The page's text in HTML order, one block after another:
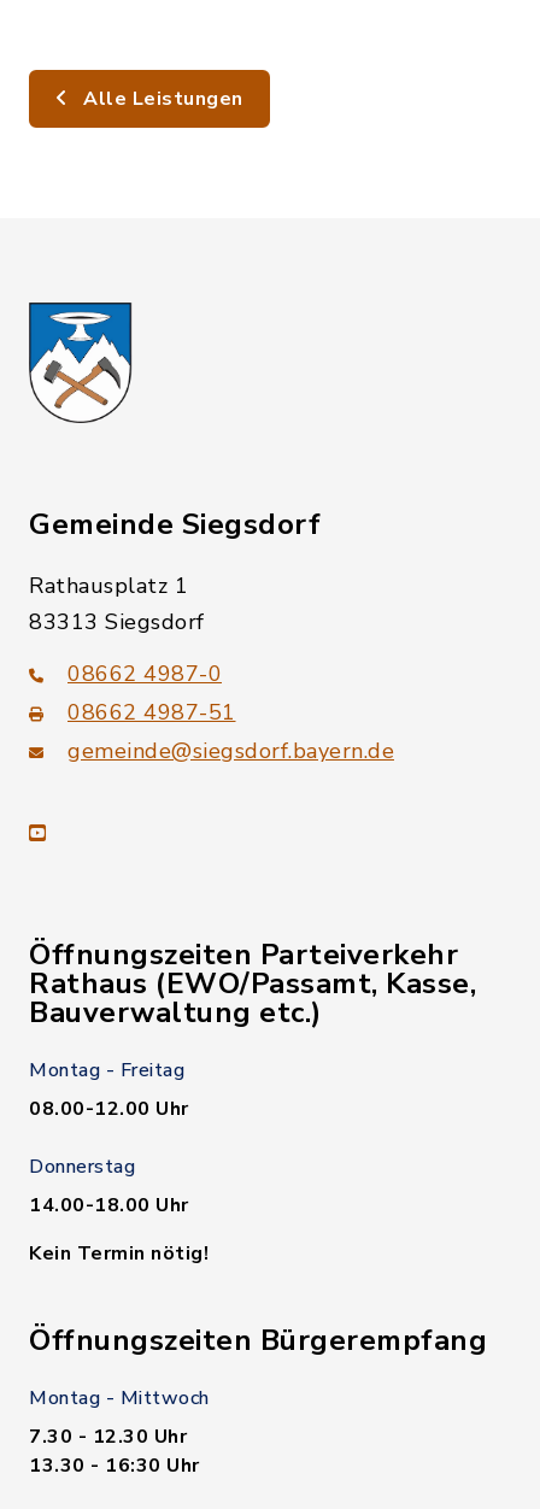
Alle Leistungen
Gemeinde Siegsdorf
Rathausplatz 1
83313 Siegsdorf
08662 4987-0
08662 4987-51
gemeinde@siegsdorf.bayern.de
youtube
Öffnungszeiten Parteiverkehr
Rathaus (EWO/Passamt, Kasse,
Bauverwaltung etc.)
Montag - Freitag
08.00-12.00 Uhr
Donnerstag
14.00-18.00 Uhr
Kein Termin nötig!
Öffnungszeiten Bürgerempfang
Montag - Mittwoch
7.30 - 12.30 Uhr
13.30 - 16:30 Uhr